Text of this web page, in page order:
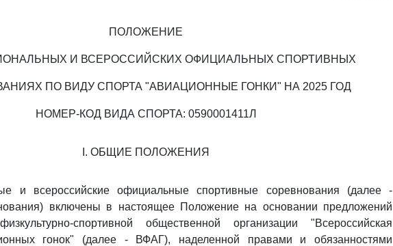
ПОЛОЖЕНИЕ
И ВСЕРОССИЙСКИХ ОФИЦИАЛЬНЫХ СПОРТИВНЫХ
ПО ВИДУ СПОРТА "АВИАЦИОННЫЕ ГОНКИ" НА 2025 ГОД
НОМЕР-КОД ВИДА СПОРТА: 0590001411Л
I. ОБЩИЕ ПОЛОЖЕНИЯ
и всероссийские официальные спортивные соревнования (далее -
включены в настоящее Положение на основании предложений
спортивной общественной организации "Всероссийская
гонок" (далее - ВФАГ), наделенной правами и обязанностями